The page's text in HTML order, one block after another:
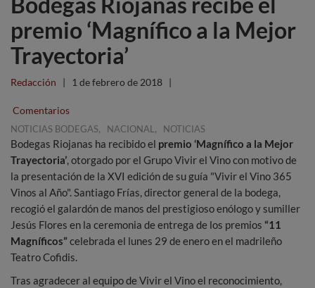
premio ‘Magnífico a la Mejor
Trayectoria’
Redacción | 1 de febrero de 2018 |
Comentarios
NOTICIAS BODEGAS, NACIONAL , NOTICIAS
Bodegas Riojanas ha recibido el premio ‘Magnífico a la Mejor
Trayectoria’, otorgado por el Grupo Vivir el Vino con motivo de
la presentación de la XVI edición de su guía "Vivir el Vino 365
Vinos al Año". Santiago Frías, director general de la bodega,
recogió el galardón de manos del prestigioso enólogo y sumiller
Jesús Flores en la ceremonia de entrega de los premios “11
Magníficos”celebrada el lunes 29 de enero en el madrileño
Teatro Cofidis.
Tras agradecer al equipo de Vivir el Vino el reconocimiento,